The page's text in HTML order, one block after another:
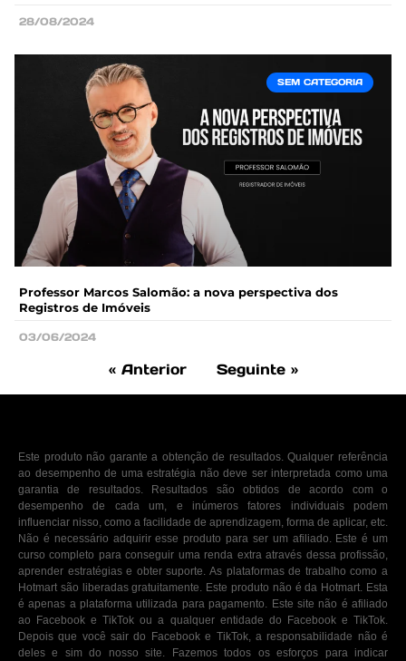
28/08/2024
SEM CATEGORIA
Professor Marcos Salomão: a nova perspectiva dos
Registros de Imóveis
03/06/2024
« Anterior Seguinte »
Este produto não garante a obtenção de resultados. Qualquer referência
ao desempenho de uma estratégia não deve ser interpretada como uma
garantia de resultados. Resultados são obtidos de acordo com o
desempenho de cada um, e inúmeros fatores individuais podem
influenciar nisso, como a facilidade de aprendizagem, forma de aplicar, etc.
Não é necessário adquirir esse produto para ser um afiliado. Este é um
curso completo para conseguir uma renda extra através dessa profissão,
aprender estratégias e obter suporte. As plataformas de trabalho como a
Hotmart são liberadas gratuitamente. Este produto não é da Hotmart. Esta
é apenas a plataforma utilizada para pagamento. Este site não é afiliado
ao Facebook e TikTok ou a qualquer entidade do Facebook e TikTok.
Depois que você sair do Facebook e TikTok, a responsabilidade não é
deles e sim do nosso site. Fazemos todos os esforços para indicar